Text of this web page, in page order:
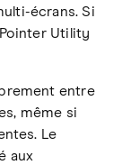
écrans. Si
Utility
entre
même si
Le
aux